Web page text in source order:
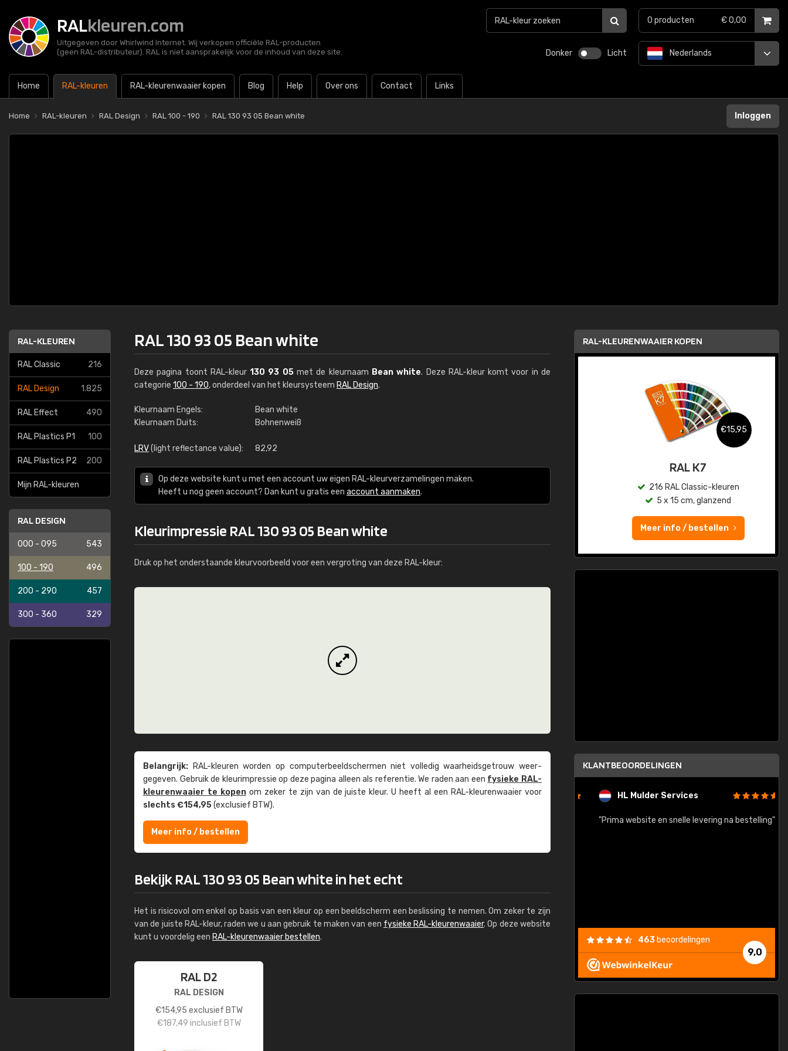
RALkleuren.com
Uitgegeven door Whirlwind Internet. Wij verkopen officiële RAL-producten
(geen RAL-distributeur). RAL is niet aansprakelijk voor de inhoud van deze site.
Donker Licht
Home RAL-kleuren RAL-kleurenwaaier kopen Blog Help Over ons Contact Links
Nederlands
0 producten € 0,00
Home RAL-kleuren RAL Design RAL 100 - 190 RAL 130 93 05 Bean white Inloggen
RAL-KLEUREN
RAL Classic 216
RAL Design 1.825
RAL Effect 490
RAL Plastics P1 100
RAL Plastics P2 200
Mijn RAL-kleuren
RAL DESIGN
000 - 095 543
100 - 190 496
200 - 290 457
300 - 360 329
RAL 130 93 05 Bean white
Deze pagina toont RAL-kleur130 93 05met de kleurnaam Bean white. Deze RAL-kleur komt voor in de
categorie 100 - 190, onderdeel van het kleursysteem RAL Design.
Kleurnaam Engels:
Bean white
Kleurnaam Duits:
Bohnenweiß
LRV(light reflectance value): 82,92
Op deze website kunt u met een account uw eigen RAL-kleurverzamelingen maken.
Heeft u nog geen account? Dan kunt u gratis een account aanmaken.
Kleurimpressie RAL 130 93 05 Bean white
Druk op het onderstaande kleurvoorbeeld voor een vergroting van deze RAL-kleur:
Belangrijk: RAL-kleuren worden op computer­beeld­schermen niet volledig waarheids­­getrouw weer­
gegeven. Gebruik de kleur­impressie op deze pagina alleen als referentie. We raden aan een fysieke RAL-
kleuren­waaier te kopenom zeker te zijn van de juiste kleur. U heeft al een RAL-kleuren­waaier voor
slechts €154,95(exclusief BTW).
Meer info / bestellen
Bekijk RAL 130 93 05 Bean white in het echt
Het is risicovol om enkel op basis van een kleur op een beeldscherm een beslissing te nemen. Om zeker te zijn
van de juiste RAL-kleur, raden we u aan gebruik te maken van een fysieke RAL-kleurenwaaier. Op deze website
kunt u voordelig een RAL-kleurenwaaier bestellen.
RAL D2
RAL DESIGN
€154,95 exclusief BTW
€187,49 inclusief BTW
RAL-KLEURENWAAIER KOPEN
RAL K7 op waterbasis
€15,95
RAL K7
216 RAL Classic-kleuren
5 x 15 cm, glanzend
Meer info / bestellen
KLANTBEOORDELINGEN
Kambier BV HL Mulder Services
"Prima website en snelle levering na bestelling"
9,0
463 beoordelingen